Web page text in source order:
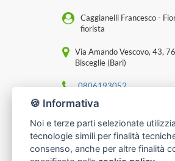
Caggianelli Francesco -
fiorista
Via Amando Vescovo, 43,
Bisceglie (Bari)
0806193052
[email protected]
P. IVA 07173420725
🍪 Informativa
Noi e terze parti selezionate
tecnologie simili per finalità
consenso, anche per altre finalità